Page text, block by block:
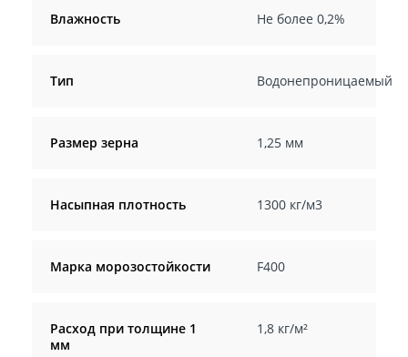
Влажность Не более 0,2%
Тип Водонепроницаемый
Размер зерна 1,25 мм
Насыпная плотность 1300 кг/м3
Марка морозостойкости F400
Расход при толщине 1
мм
1,8 кг/м²